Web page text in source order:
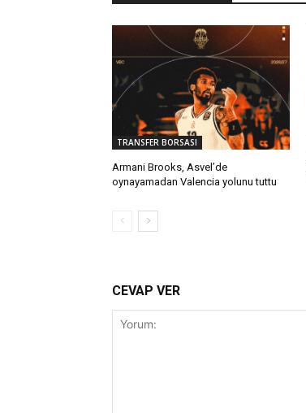
TRANSFER BORSASI
Armani Brooks, Asvel’de
oynayamadan Valencia yolunu tuttu
CEVAP VER